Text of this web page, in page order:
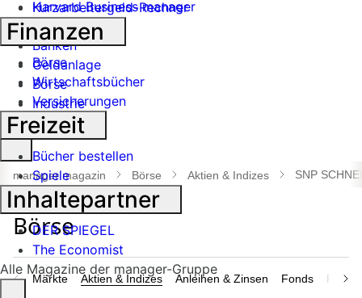
Harvard Business manager
Handel
Banken
Geldanlage
Börse
Industrie
Suche
öffnen
manager magazin Börse Aktien & Indizes SNP
Märkte Aktien & Indizes Anleihen & Zinsen Fonds
Kurzarbeitergeld-Rechner
Finanzen
Börse
Wirtschaftsbücher
Versicherungen
Freizeit
Bücher bestellen
Spiele
Inhaltepartner
DER SPIEGEL
The Economist
Alle Magazine der manager-Gruppe